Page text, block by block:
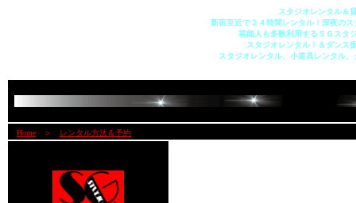
スタジオレンタル＆
新宿至近で２４時間レンタル！深夜の
芸能人も多数利用するＳＧスタ
スタジオレンタル！＆ダンス
スタジオレンタル、小道具レンタル
Home ＞ レンタル方法＆予約